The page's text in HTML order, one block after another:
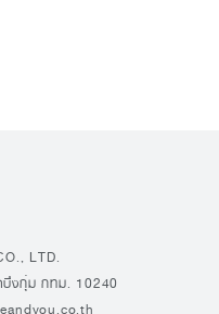
LTD.
บึงกุ่ม กทม. 10240